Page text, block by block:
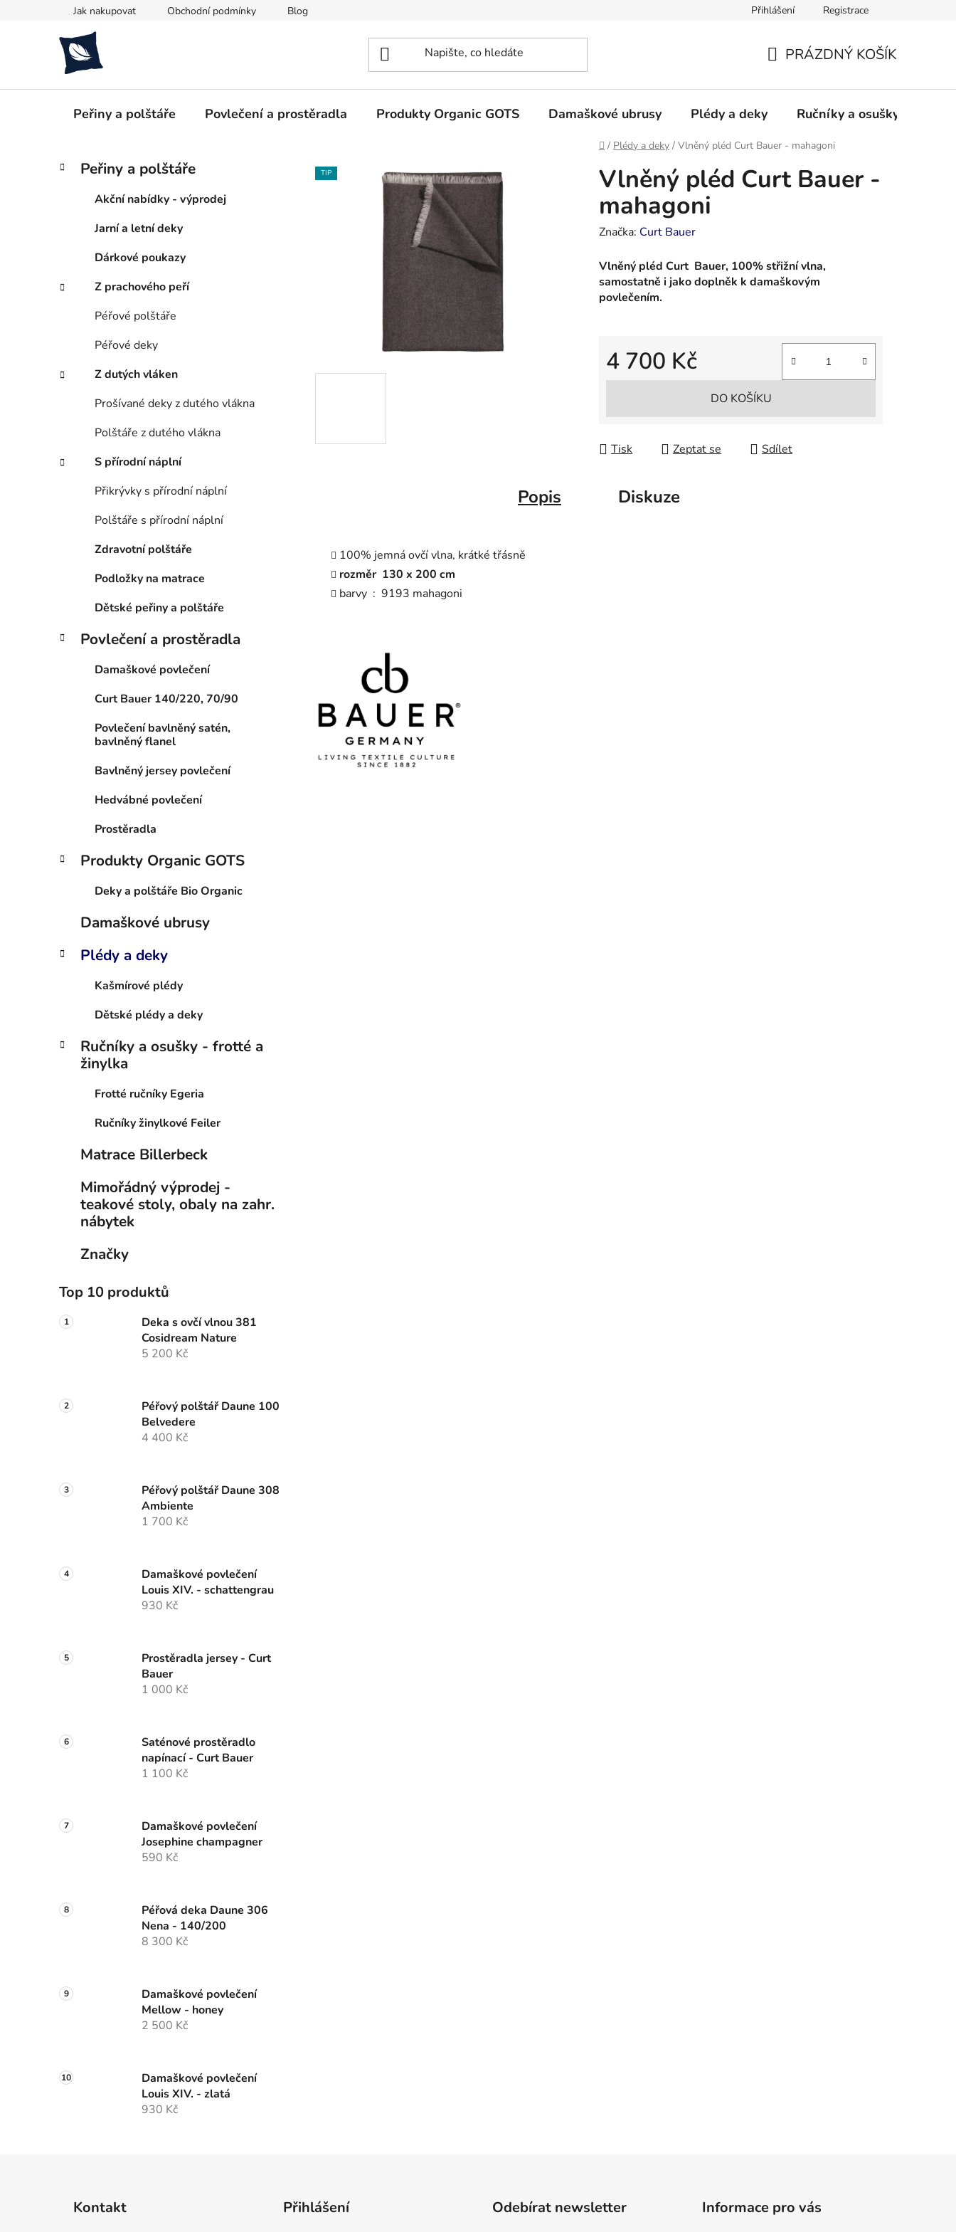
Jak nakupovat Obchodní podmínky Blog Přihlášení Registrace
KOŠÍK
PRÁZDNÝ KOŠÍK
Peřiny a polštáře Povlečení a prostěradla Produkty Organic GOTS Damaškové ubrusy Plédy a deky Ručníky a osušky - frotté
Domů
/ Plédy a deky / Vlněný pléd Curt Bauer - mahagoni
P
n
e
Přeskočit
kategorie
K
a
e
Peřiny a polštáře
Akční nabídky - výprodej
Jarní a letní deky
Dárkové poukazy
Z prachového peří
Péřové polštáře
Péřové deky
Z dutých vláken
Prošívané deky z dutého vlákna
Polštáře z dutého vlákna
S přírodní náplní
Přikrývky s přírodní náplní
Polštáře s přírodní náplní
Zdravotní polštáře
Podložky na matrace
Dětské peřiny a polštáře
Povlečení a prostěradla
Damaškové povlečení
Curt Bauer 140/220, 70/90
Povlečení bavlněný satén,
bavlněný flanel
Bavlněný jersey povlečení
Hedvábné povlečení
Prostěradla
Produkty Organic GOTS
Deky a polštáře Bio Organic
Damaškové ubrusy
Plédy a deky
Kašmírové plédy
Dětské plédy a deky
Ručníky a osušky - frotté a
žinylka
Frotté ručníky Egeria
Ručníky žinylkové Feiler
Matrace Billerbeck
Mimořádný výprodej -
teakové stoly, obaly na zahr.
nábytek
Značky
Top 10 produktů
Deka s ovčí vlnou 381
Cosidream Nature
5 200 Kč
Péřový polštář Daune 100
Belvedere
4 400 Kč
Péřový polštář Daune 308
Ambiente
1 700 Kč
Damaškové povlečení
Louis XIV. - schattengrau
930 Kč
Prostěradla jersey - Curt
Bauer
1 000 Kč
Saténové prostěradlo
napínací - Curt Bauer
1 100 Kč
Damaškové povlečení
Josephine champagner
590 Kč
Péřová deka Daune 306
Nena - 140/200
8 300 Kč
Damaškové povlečení
Mellow - honey
2 500 Kč
Damaškové povlečení
Louis XIV. - zlatá
930 Kč
Vlněný pléd Curt Bauer -
mahagoni
Značka: Curt Bauer
Vlněný pléd Curt Bauer, 100% střižní vlna,
samostatně i jako doplněk k damaškovým
povlečením.
4 700 Kč
Měrná cena:
DO KOŠÍKU
Tisk Zeptat se Sdílet
TIP
Popis Diskuze
100% jemná ovčí vlna, krátké třásně
rozměr 130 x 200 cm
barvy : 9193 mahagoni
Kontakt Přihlášení Odebírat newsletter Informace pro vás